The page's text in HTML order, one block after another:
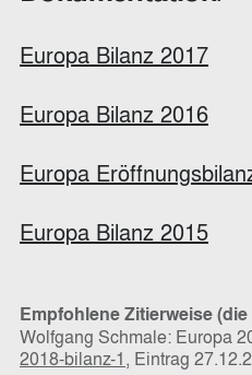
Europa Bilanz 2017
Europa Bilanz 2016
Europa
Europa Bilanz 2015
Empfohlene Zitierweise
Wolfgang Schmale: Europa
2018-bilanz-1, Eintrag